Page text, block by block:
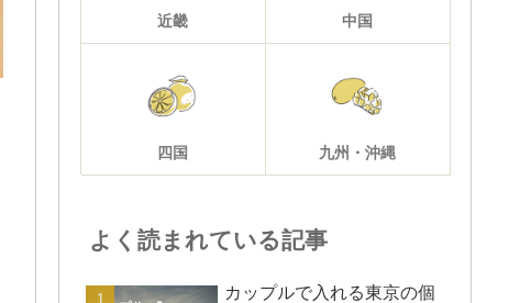
近畿 中国
四国 九州・沖縄
よく読まれている記事
カップルで入れる東京の個